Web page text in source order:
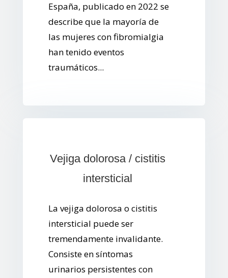
España, publicado en 2022 se
describe que la mayoría de
las mujeres con fibromialgia
han tenido eventos
traumáticos...
Vejiga dolorosa / cistitis
intersticial
La vejiga dolorosa o cistitis
intersticial puede ser
tremendamente invalidante.
Consiste en síntomas
urinarios persistentes con